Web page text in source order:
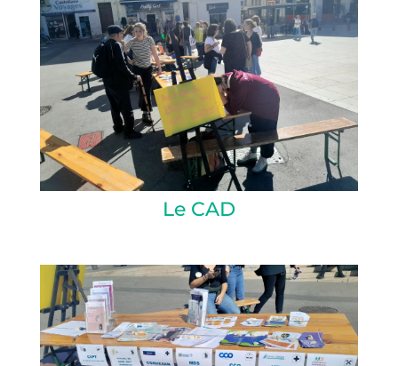
Le CAD